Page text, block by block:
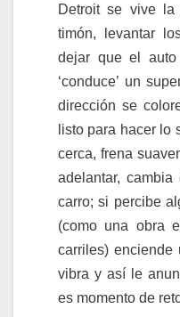
Detroit se vive la
timón, levantar
dejar que el
‘conduce’ un
dirección se
listo para hacer lo
cerca, frena
adelantar,
carro; si percibe
(como una obra
carriles) enciende
vibra y así le
es momento de